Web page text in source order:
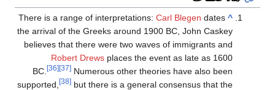
^
There is a range of interpretations:Carl Blegen dates
the arrival of the Greeks around 1900 BC, John Caskey
believes that there were two waves of immigrants and
Robert Drews places the event as late as 1600
BC.
[36] [37] Numerous other theories have also been
supported,
[38] but there is a general consensus that the